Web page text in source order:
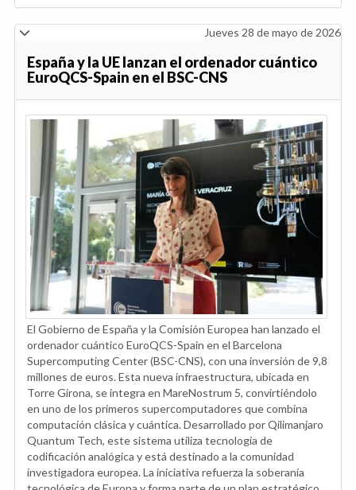
Jueves 28 de mayo de 2026
España y la UE lanzan el ordenador cuántico
EuroQCS-Spain en el BSC-CNS
El Gobierno de España y la Comisión Europea han lanzado el
ordenador cuántico EuroQCS-Spain en el Barcelona
Supercomputing Center (BSC-CNS), con una inversión de 9,8
millones de euros. Esta nueva infraestructura, ubicada en
Torre Girona, se integra en MareNostrum 5, convirtiéndolo
en uno de los primeros supercomputadores que combina
computación clásica y cuántica. Desarrollado por Qilimanjaro
Quantum Tech, este sistema utiliza tecnología de
codificación analógica y está destinado a la comunidad
investigadora europea. La iniciativa refuerza la soberanía